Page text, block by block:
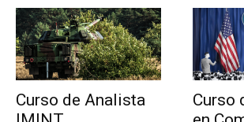
Curso de Analista
Curso